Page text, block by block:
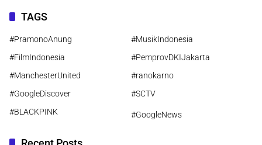
TAGS
#PramonoAnung
#MusikIndonesia
#FilmIndonesia
#PemprovDKIJakarta
#ManchesterUnited
#ranokarno
#GoogleDiscover
#SCTV
#BLACKPINK
#GoogleNews